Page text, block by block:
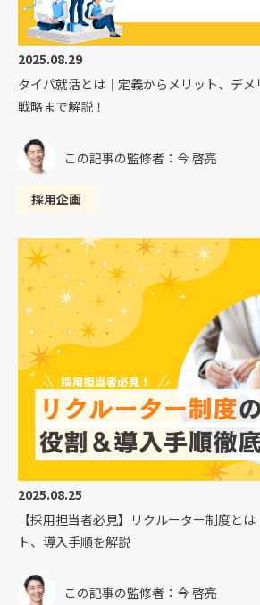
2025.08.29
タイパ就活とは｜定義からメリット、デ
戦略まで解説！
この記事の監修者：今 啓亮
採用企画
2025.08.25
【採用担当者必見】リクルーター制度と
ト、導入手順を解説
この記事の監修者：今 啓亮